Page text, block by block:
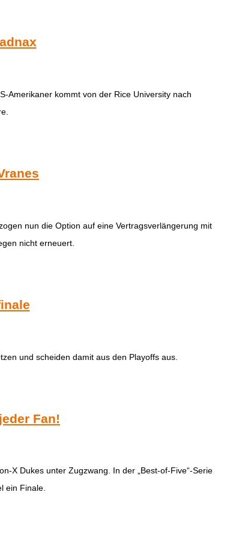
Amerikaner kommt von der Rice University nach
nun die Option auf eine Vertragsverlängerung mit
nicht erneuert.
und scheiden damit aus den Playoffs aus.
Fan!
X Dukes unter Zugzwang. In der „Best-of-Five“-Serie
ein Finale.